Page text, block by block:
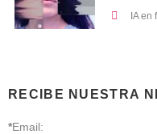
IA en
RECIBE NUESTRA
*Email: